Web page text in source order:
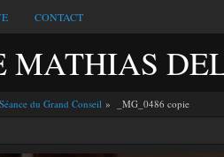
CONTACT
MATHIAS
du Grand Conseil » _MG_0486 copie